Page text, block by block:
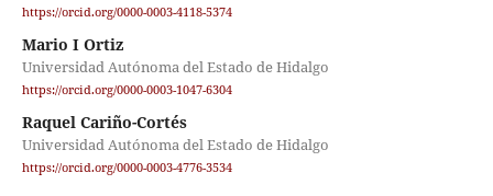
https://orcid.org/0000-0003-4118-5374
Mario I Ortiz
Universidad Autónoma del Estado de Hidalgo
https://orcid.org/0000-0003-1047-6304
Raquel Cariño-Cortés
Universidad Autónoma del Estado de Hidalgo
https://orcid.org/0000-0003-4776-3534